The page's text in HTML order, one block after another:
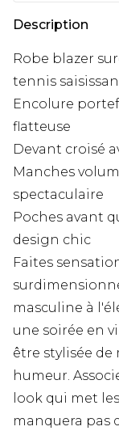
Description
Robe blazer
tennis
Encolure
flatteuse
Devant croisé
Manches
spectaculaire
Poches avant
design chic
Faites
masculine à
une soirée en
être stylisée
humeur.
look qui met
manquera pas